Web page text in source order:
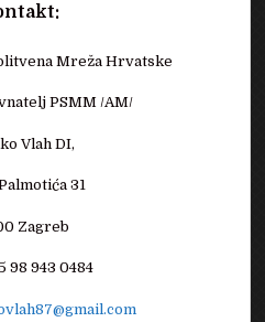
Mreža Hrvatske
PSMM /AM/
Vlah DI,
31
Zagreb
98 943 0484